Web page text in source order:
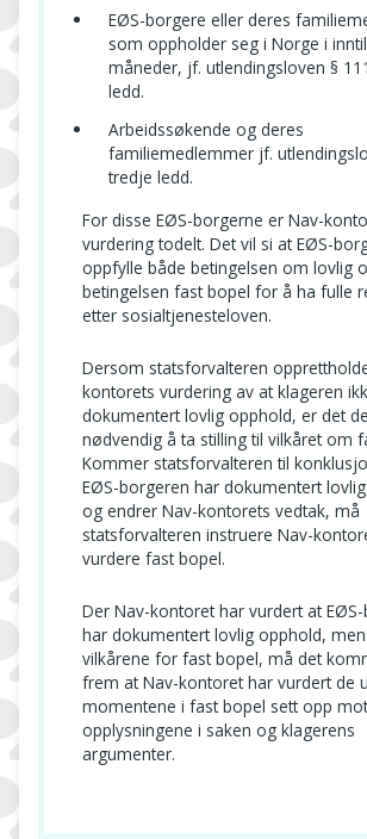
EØS-borgere eller deres
som oppholder seg i Norge i
måneder, jf. utlendingsloven §
ledd.
Arbeidssøkende og deres
familiemedlemmer jf.
tredje ledd.
For disse EØS-borgerne er Nav-
vurdering todelt. Det vil si at EØS-
oppfylle både betingelsen om lovlig
betingelsen fast bopel for å ha fulle
etter sosialtjenesteloven.
Dersom statsforvalteren
kontorets vurdering av at klageren
dokumentert lovlig opphold, er det
nødvendig å ta stilling til vilkåret om
Kommer statsforvalteren til
EØS-borgeren har dokumentert
og endrer Nav-kontorets vedtak, må
statsforvalteren instruere Nav-
vurdere fast bopel.
Der Nav-kontoret har vurdert at
har dokumentert lovlig opphold,
vilkårene for fast bopel, må det
frem at Nav-kontoret har vurdert de
momentene i fast bopel sett opp mot
opplysningene i saken og klagerens
argumenter.